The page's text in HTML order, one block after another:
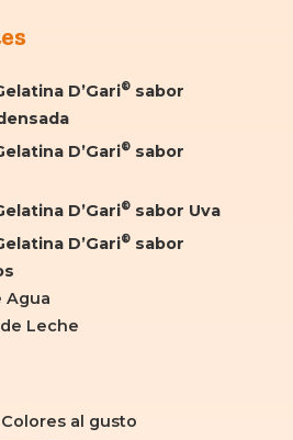
D’Gari® sabor
D’Gari® sabor
D’Gari® sabor Uva
D’Gari® sabor
Agua
Leche
al gusto